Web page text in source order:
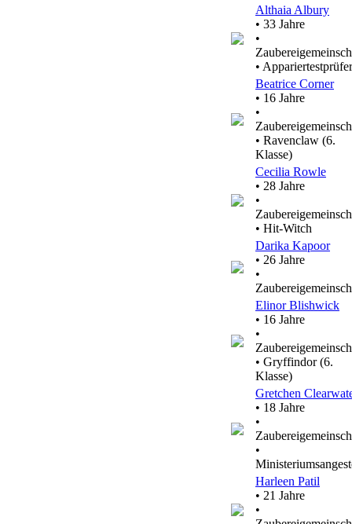
Althaia Albury
• 33 Jahre
•
•
Beatrice Corner
• 16 Jahre
•
• Ravenclaw (6.
Klasse)
Cecilia Rowle
• 28 Jahre
•
• Hit-Witch
Darika Kapoor
• 26 Jahre
•
Elinor Blishwick
• 16 Jahre
•
• Gryffindor (6.
Klasse)
Gretchen
• 18 Jahre
•
•
Harleen Patil
• 21 Jahre
•